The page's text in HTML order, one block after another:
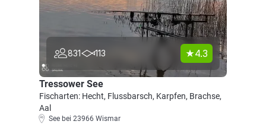
831 113 4.3
Tressower See
Fischarten: Hecht, Flussbarsch, Karpfen, Brachse,
Aal
See bei 23966 Wismar